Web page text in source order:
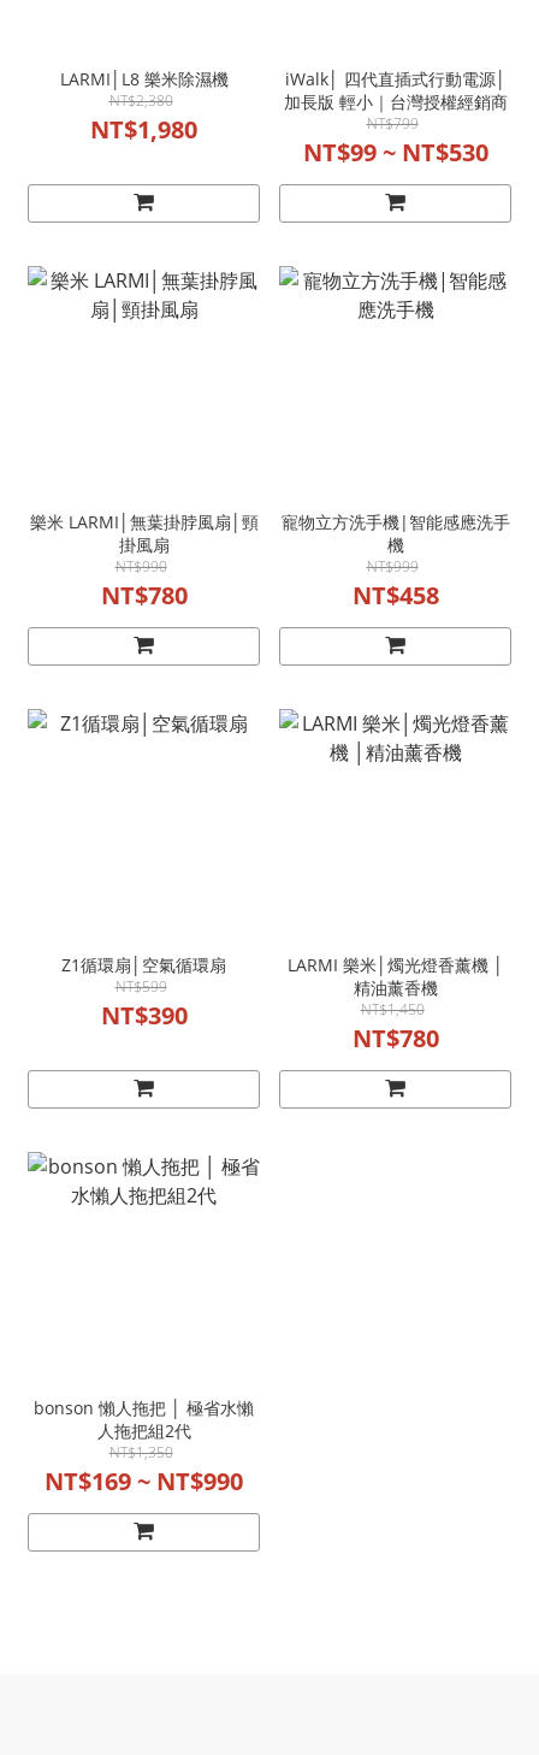
LARMI│L8 樂米除濕機
NT$2,380
NT$1,980
iWalk│ 四代直插式行動電源│
加長版 輕小｜台灣授權經銷商
NT$799
NT$99 ~ NT$530
樂米 LARMI│無葉掛脖風扇│頸
掛風扇
NT$990
NT$780
寵物立方洗手機|智能感應洗手
機
NT$999
NT$458
Z1循環扇│空氣循環扇
NT$599
NT$390
LARMI 樂米│燭光燈香薰機 │
精油薰香機
NT$1,450
NT$780
bonson 懶人拖把 │ 極省水懶
人拖把組2代
NT$1,350
NT$169 ~ NT$990